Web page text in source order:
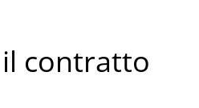
il contratto